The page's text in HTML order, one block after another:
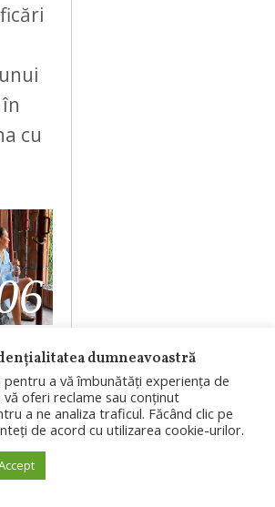
cu
şi-
dumneavoastră
pentru a vă îmbunătăți experiența de
oferi reclame sau conținut
a ne analiza traficul. Făcând clic pe
de acord cu utilizarea cookie-urilor.